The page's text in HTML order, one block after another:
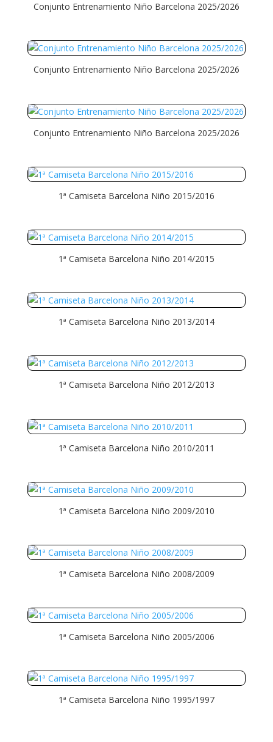
Conjunto Entrenamiento Niño Barcelona 2025/2026
Conjunto Entrenamiento Niño Barcelona 2025/2026
Conjunto Entrenamiento Niño Barcelona 2025/2026
1ª Camiseta Barcelona Niño 2015/2016
1ª Camiseta Barcelona Niño 2014/2015
1ª Camiseta Barcelona Niño 2013/2014
1ª Camiseta Barcelona Niño 2012/2013
1ª Camiseta Barcelona Niño 2010/2011
1ª Camiseta Barcelona Niño 2009/2010
1ª Camiseta Barcelona Niño 2008/2009
1ª Camiseta Barcelona Niño 2005/2006
1ª Camiseta Barcelona Niño 1995/1997